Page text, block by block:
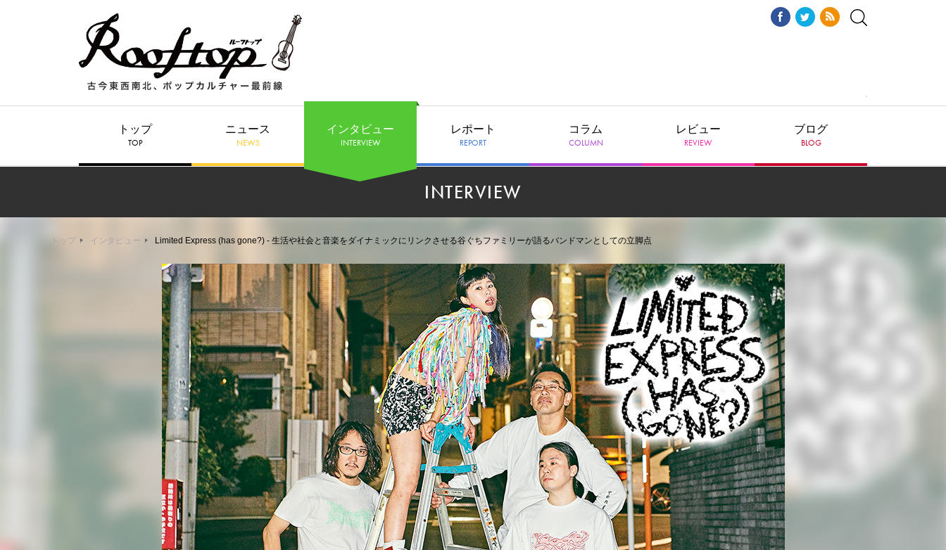
トップ
TOP
ニュース
NEWS
インタビュー
INTERVIEW
レポート
REPORT
コラム
COLUMN
レビュー
REVIEW
ブログ
BLOG
INTERVIEW
トップ インタビュー Limited Express (has gone?) - 生活や社会と音楽をダイナミックにリンクさせる谷ぐちファミリーが語るバンドマンとしての立脚点